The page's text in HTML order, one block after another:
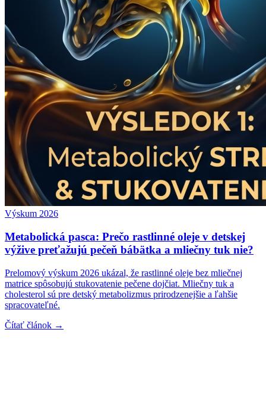
Výskum 2026
Metabolická pasca: Prečo rastlinné oleje v detskej
výžive preťažujú pečeň bábätka a mliečny tuk nie?
Prelomový výskum 2026 ukázal, že rastlinné oleje bez mliečnej
matrice spôsobujú stukovatenie pečene dojčiat. Mliečny tuk a
cholesterol sú pre detský metabolizmus prirodzenejšie a ľahšie
spracovateľné.
Čítať článok →